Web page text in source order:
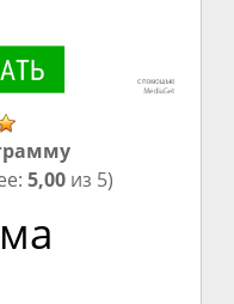
5,00 из 5)